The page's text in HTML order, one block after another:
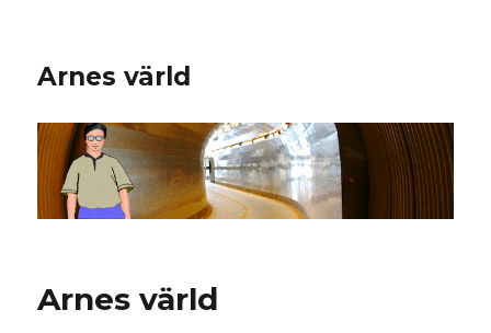
Arnes värld
Arnes värld